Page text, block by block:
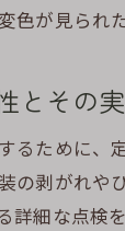
色が見られ
とその
るために、
の剥がれや
詳細な点検